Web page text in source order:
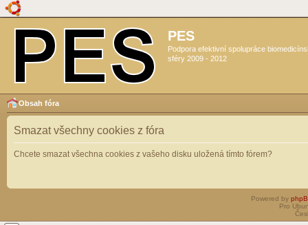
PES
Podpora efektivní spolupráce
sféry 2009 - 2012
Obsah fóra
Smazat všechny cookies z fóra
Chcete smazat všechna cookies z vašeho disku uložená tímto fórem?
Powered by
Pro